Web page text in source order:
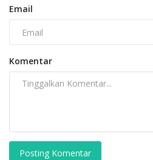
Email
Komentar
Posting Komentar